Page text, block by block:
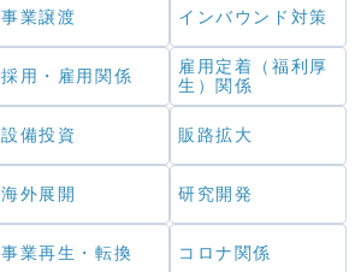
事業譲渡 インバウンド対策
採用・雇用関係
雇用定着（福利厚
生）関係
設備投資 販路拡大
海外展開 研究開発
事業再生・転換 コロナ関係